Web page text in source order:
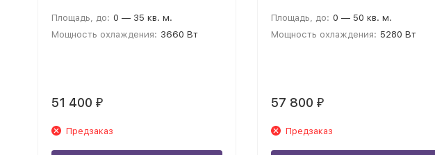
Площадь, до: 0 — 35 кв. м.
Мощность охлаждения: 3660 Вт
51 400 ₽
Предзаказ
Площадь, до: 0 — 50 кв. м.
Мощность охлаждения: 5280 Вт
57 800 ₽
Предзаказ